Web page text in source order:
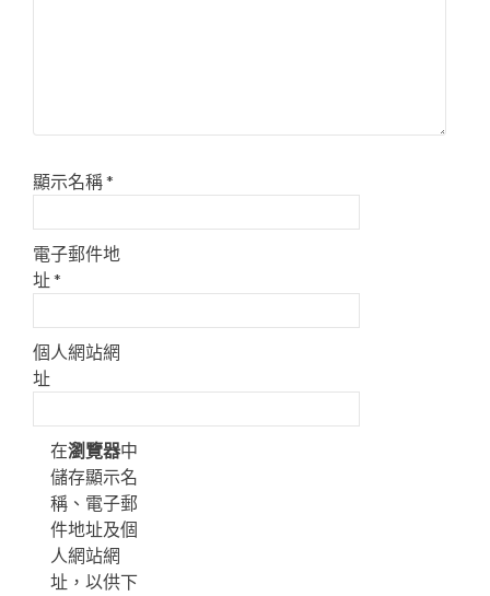
顯示名稱*
電子郵件地
址*
個人網站網
址
在瀏覽器中
儲存顯示名
稱、電子郵
件地址及個
人網站網
址，以供下